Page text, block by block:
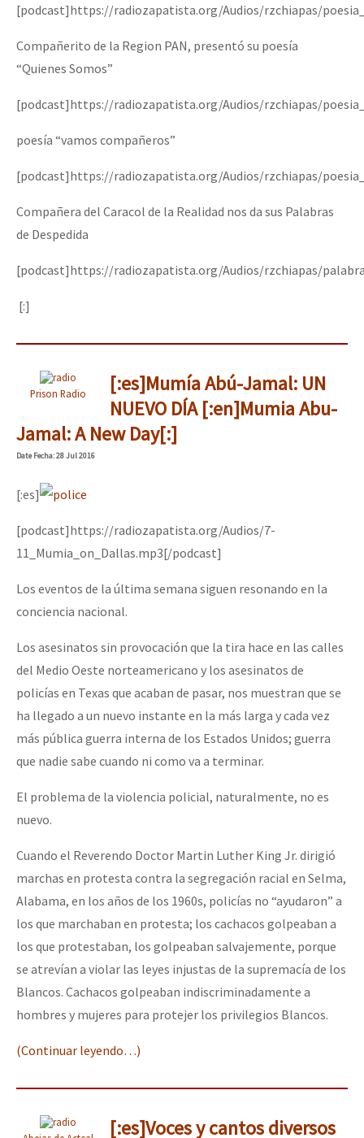
[podcast]https://radiozapatista.org/Audios/rzchiapas/
Compañerito de la Region PAN, presentó su poesía
“Quienes Somos”
[podcast]https://radiozapatista.org/Audios/rzchiapas/
poesía “vamos compañeros”
[podcast]https://radiozapatista.org/Audios/rzchiapas/
Compañera del Caracol de la Realidad nos da sus Palabras
de Despedida
[podcast]https://radiozapatista.org/Audios/rzchiapas/
[:]
Prison Radio
[:es]Mumía Abú-Jamal: UN
NUEVO DÍA [:en]Mumia Abu-
Jamal: A New Day[:]
DateFecha: 28 Jul 2016
[:es]
[podcast]https://radiozapatista.org/Audios/7-
11_Mumia_on_Dallas.mp3[/podcast]
Los eventos de la última semana siguen resonando en la
conciencia nacional.
Los asesinatos sin provocación que la tira hace en las calles
del Medio Oeste norteamericano y los asesinatos de
policías en Texas que acaban de pasar, nos muestran que se
ha llegado a un nuevo instante en la más larga y cada vez
más pública guerra interna de los Estados Unidos; guerra
que nadie sabe cuando ni como va a terminar.
El problema de la violencia policial, naturalmente, no es
nuevo.
Cuando el Reverendo Doctor Martin Luther King Jr. dirigió
marchas en protesta contra la segregación racial en Selma,
Alabama, en los años de los 1960s, policías no “ayudaron” a
los que marchaban en protesta; los cachacos golpeaban a
los que protestaban, los golpeaban salvajemente, porque
se atrevían a violar las leyes injustas de la supremacía de los
Blancos. Cachacos golpeaban indiscriminadamente a
hombres y mujeres para protejer los privilegios Blancos.
(Continuar leyendo…)
[:es]Voces y cantos diversos